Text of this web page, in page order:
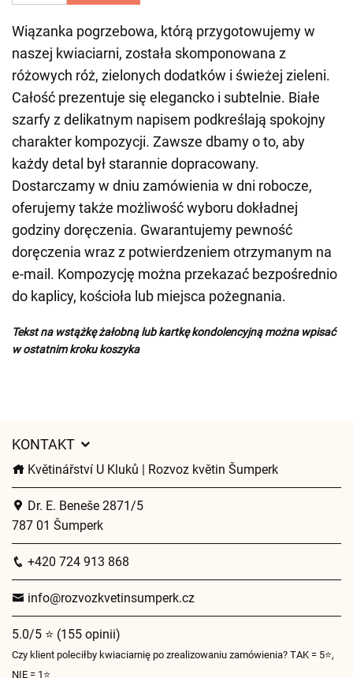
Wiązanka pogrzebowa, którą przygotowujemy w
naszej kwiaciarni, została skomponowana z
różowych róż, zielonych dodatków i świeżej zieleni.
Całość prezentuje się elegancko i subtelnie. Białe
szarfy z delikatnym napisem podkreślają spokojny
charakter kompozycji. Zawsze dbamy o to, aby
każdy detal był starannie dopracowany.
Dostarczamy w dniu zamówienia w dni robocze,
oferujemy także możliwość wyboru dokładnej
godziny doręczenia. Gwarantujemy pewność
doręczenia wraz z potwierdzeniem otrzymanym na
e-mail. Kompozycję można przekazać bezpośrednio
do kaplicy, kościoła lub miejsca pożegnania.
Tekst na wstążkę żałobną lub kartkę kondolencyjną można wpisać
w ostatnim kroku koszyka
KONTAKT
Květinářství U Kluků | Rozvoz květin Šumperk
Dr. E. Beneše 2871/5
787 01 Šumperk
+420 724 913 868
info@rozvozkvetinsumperk.cz
5.0/5 ⭐ (155 opinii)
Czy klient poleciłby kwiaciarnię po zrealizowaniu zamówienia? TAK = 5⭐,
NIE = 1⭐